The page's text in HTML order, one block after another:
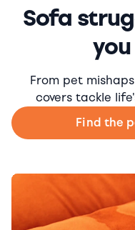
Sofa
From pet
covers tackle
Find the